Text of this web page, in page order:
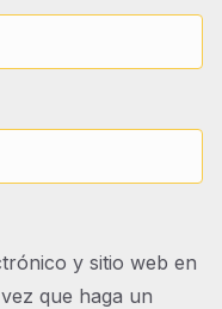
y sitio web en
que haga un